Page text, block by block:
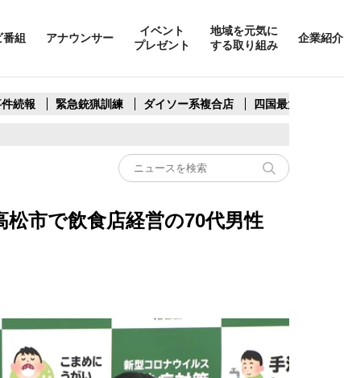
番組 アナウンサー
イベント
プレゼント
地域を元気に
する取り組み
企業紹介
続報 緊急銃猟訓練 ダイソー系複合店 四国最大スリコ
松市で飲食店経営の70代男性